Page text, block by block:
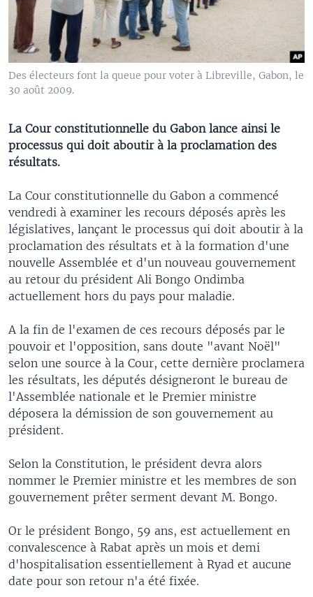
Des électeurs font la queue pour voter à Libreville, Gabon, le
30 août 2009.
La Cour constitutionnelle du Gabon lance ainsi le
processus qui doit aboutir à la proclamation des
résultats.
La Cour constitutionnelle du Gabon a commencé
vendredi à examiner les recours déposés après les
législatives, lançant le processus qui doit aboutir à la
proclamation des résultats et à la formation d'une
nouvelle Assemblée et d'un nouveau gouvernement
au retour du président Ali Bongo Ondimba
actuellement hors du pays pour maladie.
A la fin de l'examen de ces recours déposés par le
pouvoir et l'opposition, sans doute "avant Noël"
selon une source à la Cour, cette dernière proclamera
les résultats, les députés désigneront le bureau de
l'Assemblée nationale et le Premier ministre
déposera la démission de son gouvernement au
président.
Selon la Constitution, le président devra alors
nommer le Premier ministre et les membres de son
gouvernement prêter serment devant M. Bongo.
Or le président Bongo, 59 ans, est actuellement en
convalescence à Rabat après un mois et demi
d'hospitalisation essentiellement à Ryad et aucune
date pour son retour n'a été fixée.